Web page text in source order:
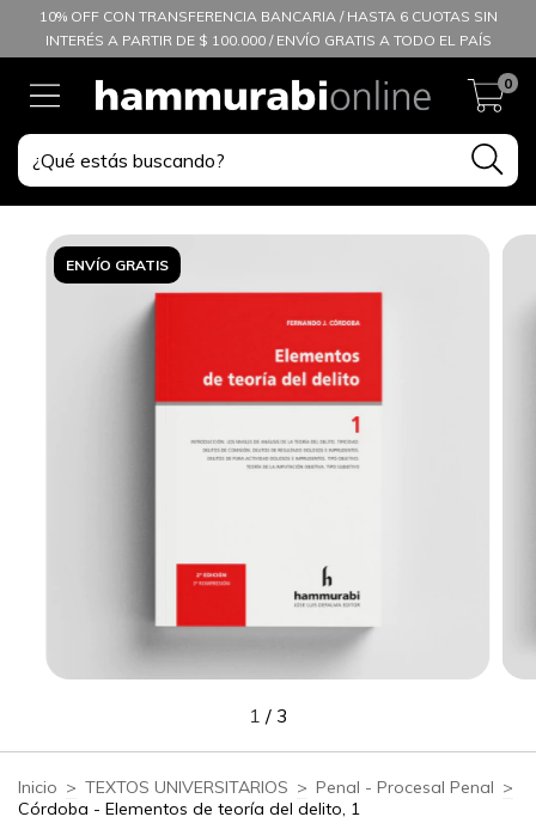
10% OFF CON TRANSFERENCIA BANCARIA / HASTA 6 CUOTAS SIN
INTERÉS A PARTIR DE $ 100.000 / ENVÍO GRATIS A TODO EL PAÍS
0
ENVÍO GRATIS
1 / 3
Inicio > TEXTOS UNIVERSITARIOS > Penal - Procesal Penal >
Córdoba - Elementos de teoría del delito, 1